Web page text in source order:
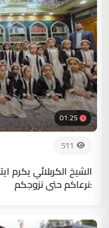
01:25
511
الشيخ الكربلائي يكرم
:نرعاكم حتى نزوجكم